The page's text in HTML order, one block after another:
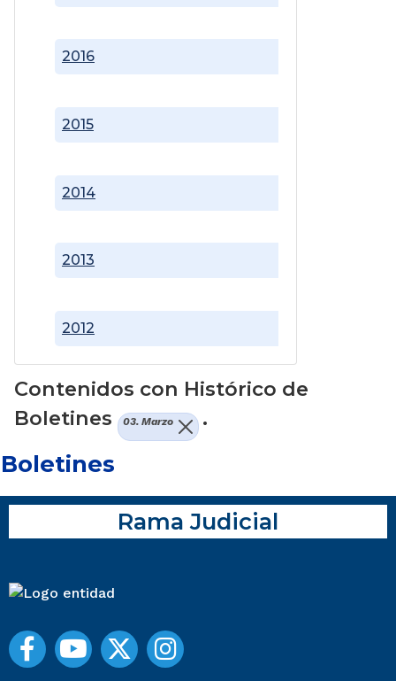
2012
2013
2014
2015
2016
Contenidos con Histórico de
Boletines
03. Marzo .
Boletines
Rama Judicial